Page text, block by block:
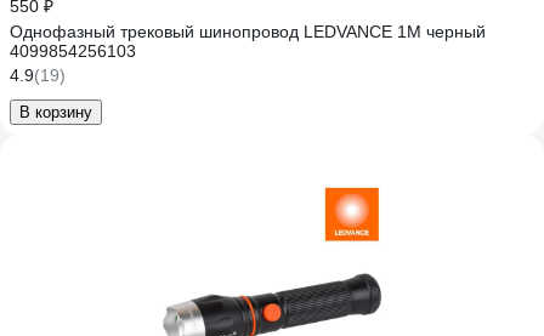
550 ₽
Однофазный трековый шинопровод LEDVANCE 1M черный
4099854256103
4.9(19)
В корзину